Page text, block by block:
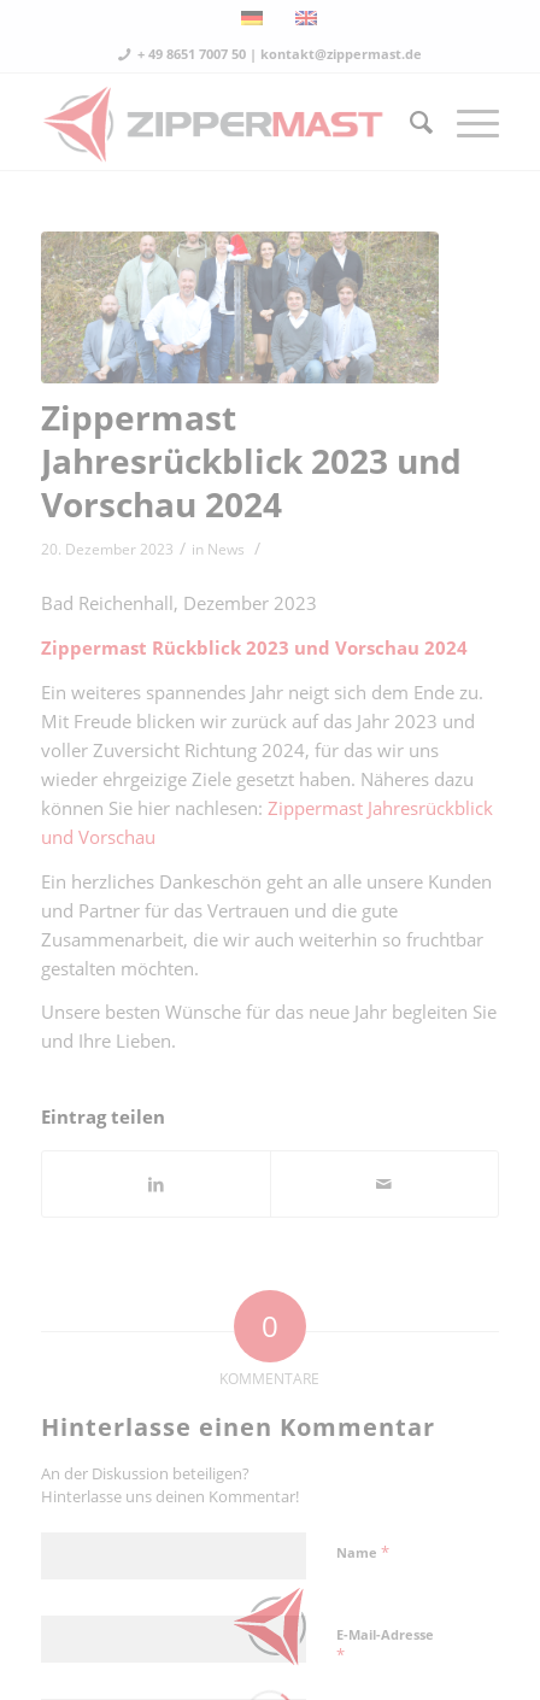
+ 49 8651 7007 50 | kontakt@zippermast.de
Zippermast
Jahresrückblick 2023 und
Vorschau 2024
20. Dezember 2023 / in News /
Bad Reichenhall, Dezember 2023
Zippermast Rückblick 2023 und Vorschau 2024
Ein weiteres spannendes Jahr neigt sich dem Ende zu.
Mit Freude blicken wir zurück auf das Jahr 2023 und
voller Zuversicht Richtung 2024, für das wir uns
wieder ehrgeizige Ziele gesetzt haben. Näheres dazu
können Sie hier nachlesen: Zippermast Jahresrückblick
und Vorschau
Ein herzliches Dankeschön geht an alle unsere Kunden
und Partner für das Vertrauen und die gute
Zusammenarbeit, die wir auch weiterhin so fruchtbar
gestalten möchten.
Unsere besten Wünsche für das neue Jahr begleiten Sie
und Ihre Lieben.
Eintrag teilen
0
KOMMENTARE
Hinterlasse einen Kommentar
An der Diskussion beteiligen?
Hinterlasse uns deinen Kommentar!
Name *
E-Mail-Adresse
*